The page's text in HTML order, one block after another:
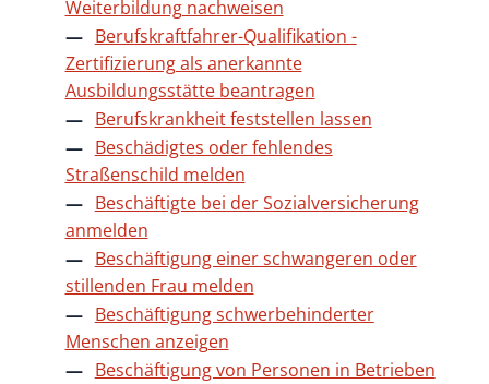
Weiterbildung nachweisen
Berufskraftfahrer-Qualifikation -
Zertifizierung als anerkannte
Ausbildungsstätte beantragen
Berufskrankheit feststellen lassen
Beschädigtes oder fehlendes
Straßenschild melden
Beschäftigte bei der Sozialversicherung
anmelden
Beschäftigung einer schwangeren oder
stillenden Frau melden
Beschäftigung schwerbehinderter
Menschen anzeigen
Beschäftigung von Personen in Betrieben